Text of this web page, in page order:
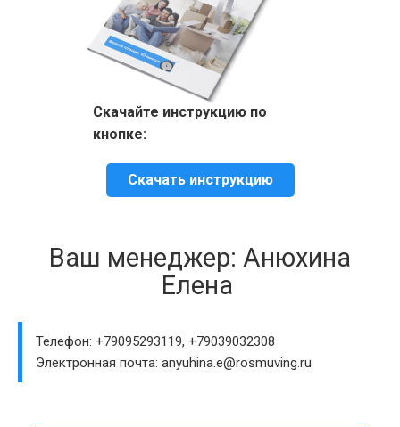
Скачайте инструкцию по
кнопке:
Скачать инструкцию
Ваш менеджер: Анюхина
Елена
Телефон: +79095293119, +79039032308
Электронная почта: anyuhina.e@rosmuving.ru